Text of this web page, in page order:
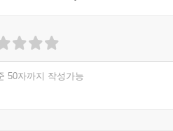
50자까지 작성가능